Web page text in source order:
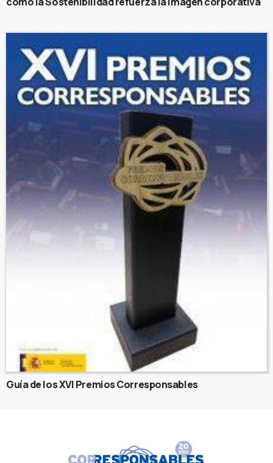
Guía de los XVI Premios Corresponsables